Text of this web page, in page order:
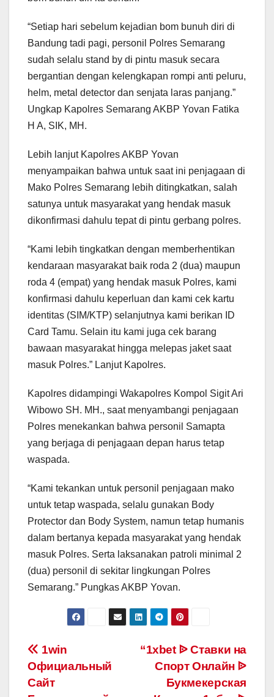
“Setiap hari sebelum kejadian bom bunuh diri di
Bandung tadi pagi, personil Polres Semarang
sudah selalu stand by di pintu masuk secara
bergantian dengan kelengkapan rompi anti peluru,
helm, metal detector dan senjata laras panjang.”
Ungkap Kapolres Semarang AKBP Yovan Fatika
H A, SIK, MH.
Lebih lanjut Kapolres AKBP Yovan
menyampaikan bahwa untuk saat ini penjagaan di
Mako Polres Semarang lebih ditingkatkan, salah
satunya untuk masyarakat yang hendak masuk
dikonfirmasi dahulu tepat di pintu gerbang polres.
“Kami lebih tingkatkan dengan memberhentikan
kendaraan masyarakat baik roda 2 (dua) maupun
roda 4 (empat) yang hendak masuk Polres, kami
konfirmasi dahulu keperluan dan kami cek kartu
identitas (SIM/KTP) selanjutnya kami berikan ID
Card Tamu. Selain itu kami juga cek barang
bawaan masyarakat hingga melepas jaket saat
masuk Polres.” Lanjut Kapolres.
Kapolres didampingi Wakapolres Kompol Sigit Ari
Wibowo SH. MH., saat menyambangi penjagaan
Polres menekankan bahwa personil Samapta
yang berjaga di penjagaan depan harus tetap
waspada.
“Kami tekankan untuk personil penjagaan mako
untuk tetap waspada, selalu gunakan Body
Protector dan Body System, namun tetap humanis
dalam bertanya kepada masyarakat yang hendak
masuk Polres. Serta laksanakan patroli minimal 2
(dua) personil di sekitar lingkungan Polres
Semarang.” Pungkas AKBP Yovan.
Post
navigation
“1xbet ᐉ Ставки на
Спорт Онлайн ᐉ
Букмекерская
1win
Официальный
Сайт